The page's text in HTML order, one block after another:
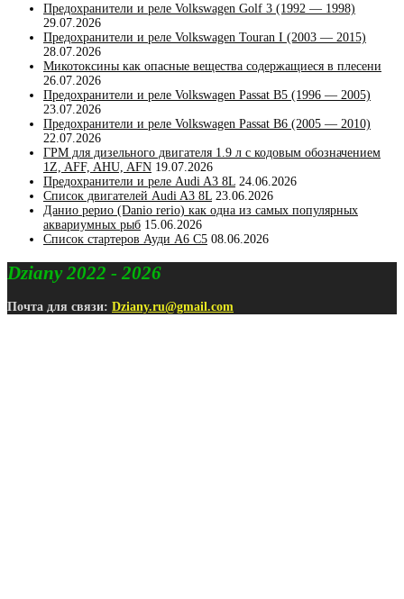
Предохранители и реле Volkswagen Golf 3 (1992 — 1998)
29.07.2026
Предохранители и реле Volkswagen Touran I (2003 — 2015)
28.07.2026
Микотоксины как опасные вещества содержащиеся в плесени
26.07.2026
Предохранители и реле Volkswagen Passat B5 (1996 — 2005)
23.07.2026
Предохранители и реле Volkswagen Passat B6 (2005 — 2010)
22.07.2026
ГРМ для дизельного двигателя 1.9 л с кодовым обозначением
1Z, AFF, AHU, AFN 19.07.2026
Предохранители и реле Audi A3 8L 24.06.2026
Список двигателей Audi A3 8L 23.06.2026
Данио рерио (Danio rerio) как одна из самых популярных
аквариумных рыб 15.06.2026
Список стартеров Ауди А6 С5 08.06.2026
Dziany 2022 - 2026
Почта для связи: Dziany.ru@gmail.com